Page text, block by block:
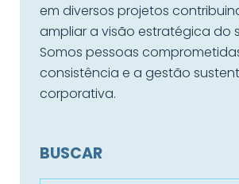
em diversos projetos
ampliar a visão estratégica do
Somos pessoas
consistência e a gestão
corporativa.
BUSCAR